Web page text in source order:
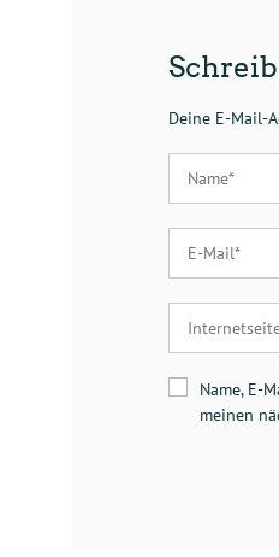
Deine E-Mail-
Name, E-
meinen